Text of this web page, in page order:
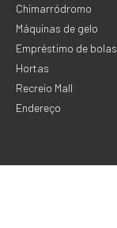
Chimarródromo
Máquinas de gelo
Empréstimo de bolas
Hortas
Recreio Mall
Endereço